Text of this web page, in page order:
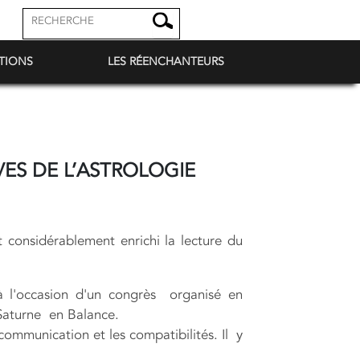
LES RÉENCHANTEURS
DE L’ASTROLOGIE
considérablement enrichi la lecture du
l'occasion d'un congrès organisé en
en Balance.
et les compatibilités. Il y